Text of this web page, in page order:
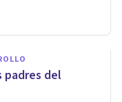
padres del